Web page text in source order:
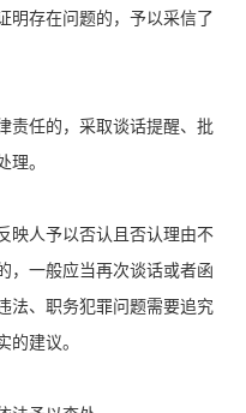
明存在问题的，予以采信了
责任的，采取谈话提醒、批
理。
映人予以否认且否认理由不
，一般应当再次谈话或者函
法、职务犯罪问题需要追究
的建议。